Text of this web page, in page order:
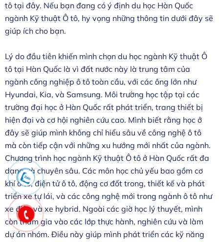
tô tại đây. Nếu bạn đang có ý định du học Hàn Quốc
ngành Kỹ thuật Ô tô, hy vọng những thông tin dưới đây sẽ
giúp ích cho bạn.
Lý do đầu tiên khiến mình chọn du học ngành Kỹ thuật Ô
tô tại Hàn Quốc là vì đất nước này là trung tâm của
ngành công nghiệp ô tô toàn cầu, với các ông lớn như
Hyundai, Kia, và Samsung. Môi trường học tập tại các
trường đại học ở Hàn Quốc rất phát triển, trang thiết bị
hiện đại và cơ hội nghiên cứu cao. Mình biết rằng học ở
đây sẽ giúp mình không chỉ hiểu sâu về công nghệ ô tô
mà còn tiếp cận với những xu hướng mới nhất của ngành.
Chương trình học ngành Kỹ thuật Ô tô ở Hàn Quốc rất đa
dạng và chuyên sâu. Các môn học chủ yếu bao gồm cơ
khí ô tô, điện tử ô tô, động cơ đốt trong, thiết kế và phát
triển xe tự lái, và các công nghệ mới trong ngành ô tô như
xe điện và xe hybrid. Ngoài các giờ học lý thuyết, mình
còn tham gia vào các lớp thực hành, nghiên cứu và làm
dự án nhóm. Điều này giúp mình phát triển các kỹ năng